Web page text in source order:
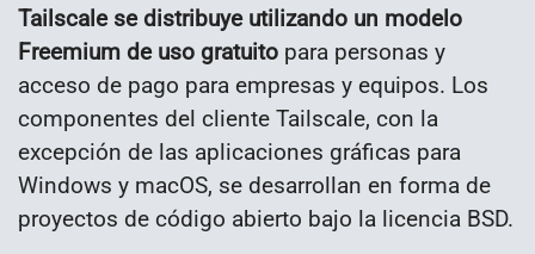
Tailscale se distribuye utilizando un modelo
Freemium de uso gratuito para personas y
acceso de pago para empresas y equipos. Los
componentes del cliente Tailscale, con la
excepción de las aplicaciones gráficas para
Windows y macOS, se desarrollan en forma de
proyectos de código abierto bajo la licencia BSD.